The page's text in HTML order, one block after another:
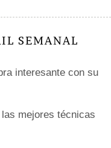
SEMANAL
interesante con su
mejores técnicas